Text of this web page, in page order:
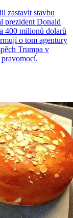
zastavit stavbu
prezident Donald
400 milionů dolarů
o tom agentury
Trumpa v